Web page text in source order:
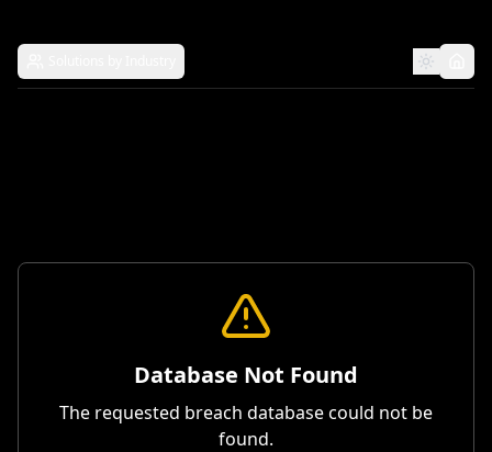
Database Not Found
The requested breach database could not be
found.